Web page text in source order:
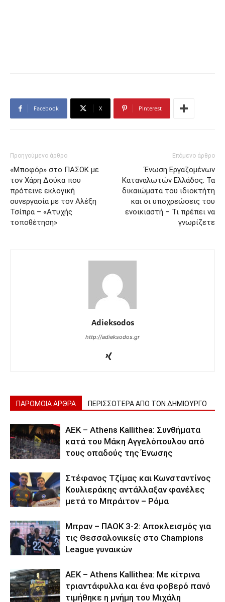
Facebook X Pinterest
Προηγούμενο άρθρο
«Μποφόρ» στο ΠΑΣΟΚ με
τον Χάρη Δούκα που
πρότεινε εκλογική
συνεργασία με τον Αλέξη
Τσίπρα – «Ατυχής
τοποθέτηση»
Επόμενο άρθρο
Ένωση Εργαζομένων
Καταναλωτών Ελλάδος: Τα
δικαιώματα του ιδιοκτήτη
και οι υποχρεώσεις του
ενοικιαστή – Τι πρέπει να
γνωρίζετε
Adieksodos
http://adieksodos.gr
ΠΑΡΟΜΟΙΑ ΑΡΘΡΑ ΠΕΡΙΣΣΟΤΕΡΑ ΑΠΟ ΤΟΝ ΔΗΜΙΟΥΡΓΟ
ΑΕΚ – Athens Kallithea: Συνθήματα
κατά του Μάκη Αγγελόπουλου από
τους οπαδούς της Ένωσης
Στέφανος Τζίμας και Κωνσταντίνος
Κουλιεράκης αντάλλαξαν φανέλες
μετά το Μπράιτον – Ρόμα
Μπραν – ΠΑΟΚ 3-2: Αποκλεισμός για
τις Θεσσαλονικείς στο Champions
League γυναικών
ΑΕΚ – Athens Kallithea: Με κίτρινα
τριαντάφυλλα και ένα φοβερό πανό
τιμήθηκε η μνήμη του Μιχάλη